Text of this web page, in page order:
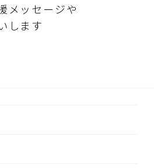
メッセージや
します